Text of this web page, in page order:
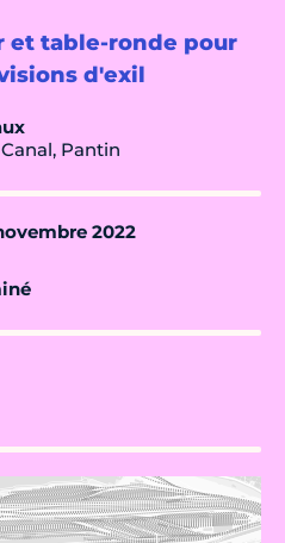
et table-ronde pour
d'exil
Pantin
2022